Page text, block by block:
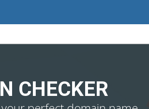
CHECKER